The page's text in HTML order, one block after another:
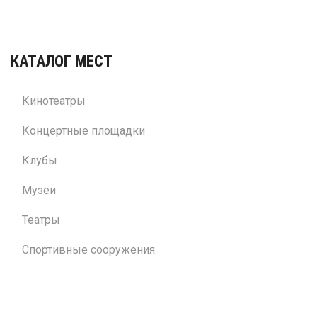
КАТАЛОГ МЕСТ
Кинотеатры
Концертные площадки
Клубы
Музеи
Театры
Спортивные сооружения